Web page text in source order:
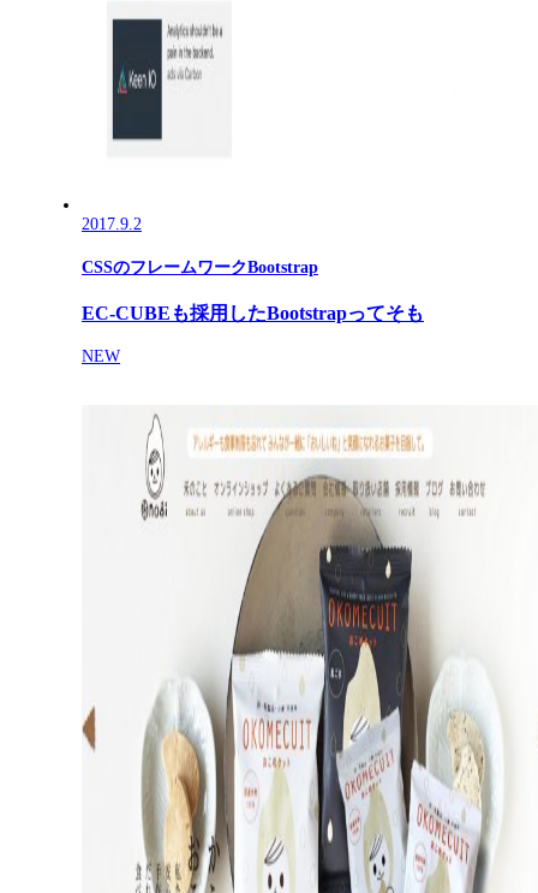
2017.9.2
CSSのフレームワークBootstrap
EC-CUBEも採用したBootstrapってそも
NEW